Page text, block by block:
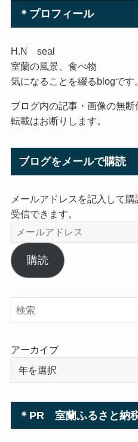
＊プロフィール
H.N seal
室蘭の風景、食べ物
気になることを綴るblogです。
ブログ内の記事・画像の無断
転載はお断りします。
ブログをメールで購読
メールアドレスを記入して
受信できます。
メ
ー
ル
ア
レ
ス
購読
アーカイブ
＊PR 室蘭ふるさと納